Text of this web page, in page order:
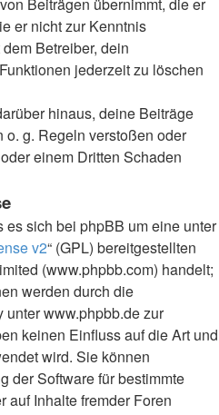
er nicht zur Kenntnis
Betreiber, dein
jederzeit zu löschen
hinaus, deine Beiträge
g. Regeln verstoßen oder
einem Dritten Schaden
es sich bei phpBB um eine unter
v2“ (GPL) bereitgestellten
(www.phpbb.com) handelt;
werden durch die
www.phpbb.de zur
keinen Einfluss auf die Art und
wird. Sie können
der Software für bestimmte
auf Inhalte fremder Foren